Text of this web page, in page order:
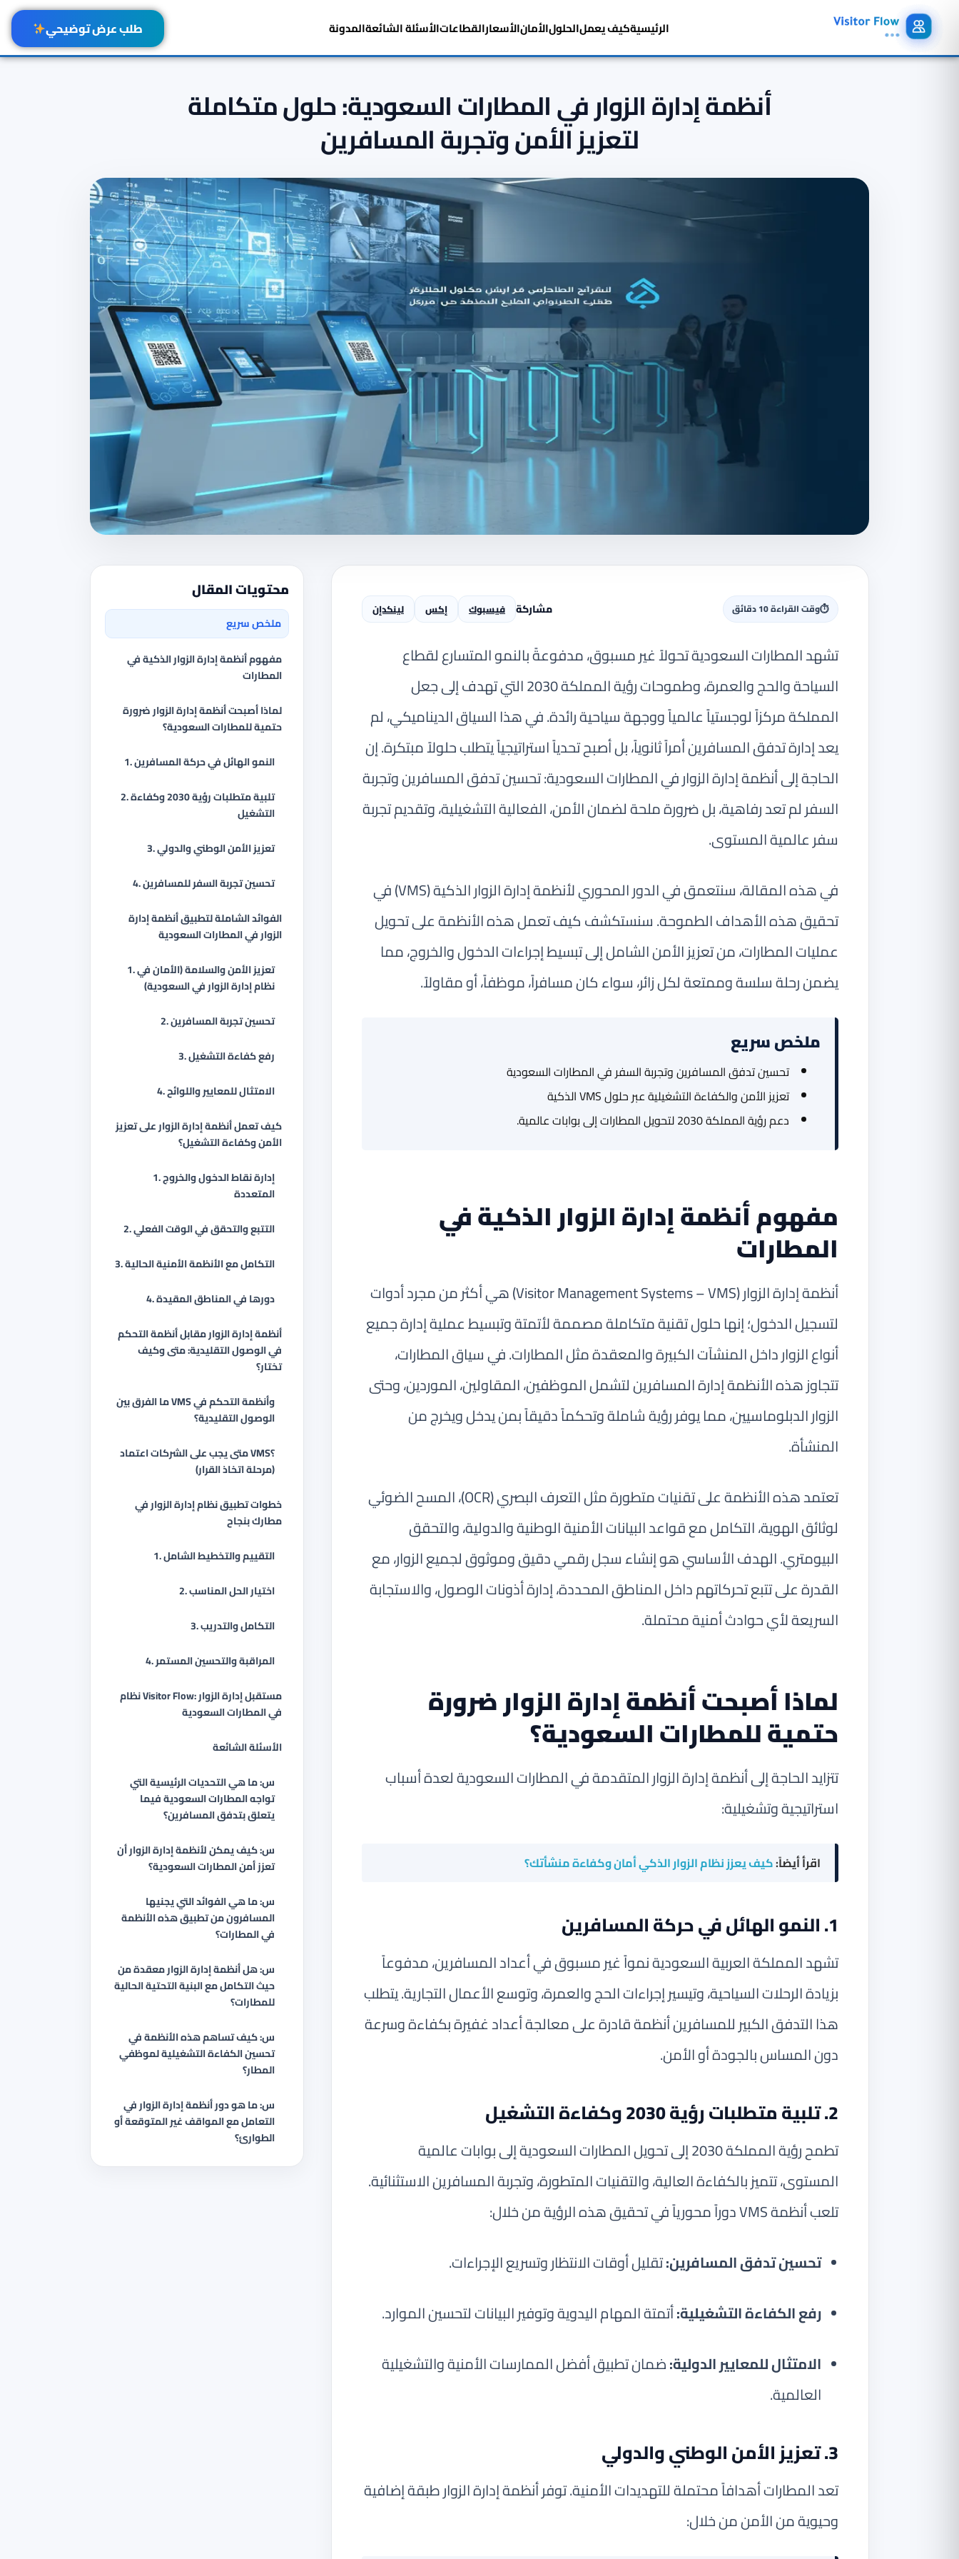
الرئيسيةكيف يعملالحلولالأمانالأسعارالقطاعاتالأسئلة الشائعةالمدونة طلب عرض توضيحي
أنظمة إدارة الزوار في المطارات السعودية: حلول متكاملة
لتعزيز الأمن وتجربة المسافرين
محتويات المقال
ملخص سريع
مفهوم أنظمة إدارة الزوار الذكية في
المطارات
لماذا أصبحت أنظمة إدارة الزوار ضرورة
حتمية للمطارات السعودية؟
1. النمو الهائل في حركة المسافرين
2. تلبية متطلبات رؤية 2030 وكفاءة
التشغيل
3. تعزيز الأمن الوطني والدولي
4. تحسين تجربة السفر للمسافرين
الفوائد الشاملة لتطبيق أنظمة إدارة
الزوار في المطارات السعودية
1. تعزيز الأمن والسلامة (الأمان في
نظام إدارة الزوار في السعودية)
2. تحسين تجربة المسافرين
3. رفع كفاءة التشغيل
4. الامتثال للمعايير واللوائح
كيف تعمل أنظمة إدارة الزوار على تعزيز
الأمن وكفاءة التشغيل؟
1. إدارة نقاط الدخول والخروج
المتعددة
2. التتبع والتحقق في الوقت الفعلي
3. التكامل مع الأنظمة الأمنية الحالية
4. دورها في المناطق المقيدة
أنظمة إدارة الزوار مقابل أنظمة التحكم
في الوصول التقليدية: متى وكيف
تختار؟
ما الفرق بين VMS وأنظمة التحكم في
الوصول التقليدية؟
متى يجب على الشركات اعتماد VMS؟
(مرحلة اتخاذ القرار)
خطوات تطبيق نظام إدارة الزوار في
مطارك بنجاح
1. التقييم والتخطيط الشامل
2. اختيار الحل المناسب
3. التكامل والتدريب
4. المراقبة والتحسين المستمر
نظام Visitor Flow: مستقبل إدارة الزوار
في المطارات السعودية
الأسئلة الشائعة
س: ما هي التحديات الرئيسية التي
تواجه المطارات السعودية فيما
يتعلق بتدفق المسافرين؟
س: كيف يمكن لأنظمة إدارة الزوار أن
تعزز أمن المطارات السعودية؟
س: ما هي الفوائد التي يجنيها
المسافرون من تطبيق هذه الأنظمة
في المطارات؟
س: هل أنظمة إدارة الزوار معقدة من
حيث التكامل مع البنية التحتية الحالية
للمطارات؟
س: كيف تساهم هذه الأنظمة في
تحسين الكفاءة التشغيلية لموظفي
المطار؟
س: ما هو دور أنظمة إدارة الزوار في
التعامل مع المواقف غير المتوقعة أو
الطوارئ؟
⏱وقت القراءة 10 دقائق مشاركة فيسبوك إكس لينكدإن
تشهد المطارات السعودية تحولاً غير مسبوق، مدفوعةً بالنمو المتسارع لقطاع
السياحة والحج والعمرة، وطموحات رؤية المملكة 2030 التي تهدف إلى جعل
المملكة مركزاً لوجستياً عالمياً ووجهة سياحية رائدة. في هذا السياق الديناميكي، لم
يعد إدارة تدفق المسافرين أمراً ثانوياً، بل أصبح تحدياً استراتيجياً يتطلب حلولاً مبتكرة. إن
الحاجة إلى أنظمة إدارة الزوار في المطارات السعودية: تحسين تدفق المسافرين وتجربة
السفر لم تعد رفاهية، بل ضرورة ملحة لضمان الأمن، الفعالية التشغيلية، وتقديم تجربة
سفر عالمية المستوى.
في هذه المقالة، سنتعمق في الدور المحوري لأنظمة إدارة الزوار الذكية (VMS) في
تحقيق هذه الأهداف الطموحة. سنستكشف كيف تعمل هذه الأنظمة على تحويل
عمليات المطارات، من تعزيز الأمن الشامل إلى تبسيط إجراءات الدخول والخروج، مما
يضمن رحلة سلسة وممتعة لكل زائر، سواء كان مسافراً، موظفاً، أو مقاولاً.
ملخص سريع
تحسين تدفق المسافرين وتجربة السفر في المطارات السعودية
تعزيز الأمن والكفاءة التشغيلية عبر حلول VMS الذكية
دعم رؤية المملكة 2030 لتحويل المطارات إلى بوابات عالمية.
مفهوم أنظمة إدارة الزوار الذكية في
المطارات
أنظمة إدارة الزوار (Visitor Management Systems – VMS) هي أكثر من مجرد أدوات
لتسجيل الدخول؛ إنها حلول تقنية متكاملة مصممة لأتمتة وتبسيط عملية إدارة جميع
أنواع الزوار داخل المنشآت الكبيرة والمعقدة مثل المطارات. في سياق المطارات،
تتجاوز هذه الأنظمة إدارة المسافرين لتشمل الموظفين، المقاولين، الموردين، وحتى
الزوار الدبلوماسيين، مما يوفر رؤية شاملة وتحكماً دقيقاً بمن يدخل ويخرج من
المنشأة.
تعتمد هذه الأنظمة على تقنيات متطورة مثل التعرف البصري (OCR)، المسح الضوئي
لوثائق الهوية، التكامل مع قواعد البيانات الأمنية الوطنية والدولية، والتحقق
البيومتري. الهدف الأساسي هو إنشاء سجل رقمي دقيق وموثوق لجميع الزوار، مع
القدرة على تتبع تحركاتهم داخل المناطق المحددة، إدارة أذونات الوصول، والاستجابة
السريعة لأي حوادث أمنية محتملة.
لماذا أصبحت أنظمة إدارة الزوار ضرورة
حتمية للمطارات السعودية؟
تتزايد الحاجة إلى أنظمة إدارة الزوار المتقدمة في المطارات السعودية لعدة أسباب
استراتيجية وتشغيلية:
اقرأ أيضاً:كيف يعزز نظام الزوار الذكي أمان وكفاءة منشأتك؟
1. النمو الهائل في حركة المسافرين
تشهد المملكة العربية السعودية نمواً غير مسبوق في أعداد المسافرين، مدفوعاً
بزيادة الرحلات السياحية، وتيسير إجراءات الحج والعمرة، وتوسع الأعمال التجارية. يتطلب
هذا التدفق الكبير للمسافرين أنظمة قادرة على معالجة أعداد غفيرة بكفاءة وسرعة
دون المساس بالجودة أو الأمن.
2. تلبية متطلبات رؤية 2030 وكفاءة التشغيل
تطمح رؤية المملكة 2030 إلى تحويل المطارات السعودية إلى بوابات عالمية
المستوى، تتميز بالكفاءة العالية، والتقنيات المتطورة، وتجربة المسافرين الاستثنائية.
تلعب أنظمة VMS دوراً محورياً في تحقيق هذه الرؤية من خلال:
تحسين تدفق المسافرين:تقليل أوقات الانتظار وتسريع الإجراءات.
رفع الكفاءة التشغيلية:أتمتة المهام اليدوية وتوفير البيانات لتحسين الموارد.
الامتثال للمعايير الدولية:ضمان تطبيق أفضل الممارسات الأمنية والتشغيلية
العالمية.
3. تعزيز الأمن الوطني والدولي
تعد المطارات أهدافاً محتملة للتهديدات الأمنية. توفر أنظمة إدارة الزوار طبقة إضافية
وحيوية من الأمن من خلال: